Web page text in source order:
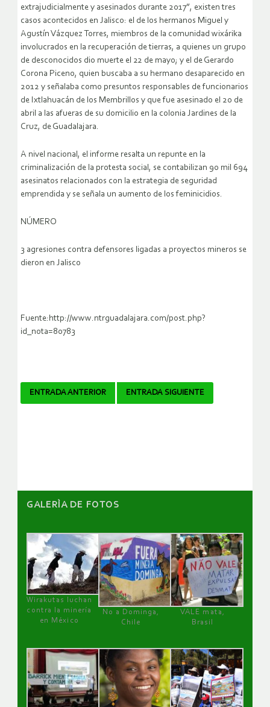
extrajudicialmente y asesinados durante 2017”, existen tres
casos acontecidos en Jalisco: el de los hermanos Miguel y
Agustín Vázquez Torres, miembros de la comunidad wixárika
involucrados en la recuperación de tierras, a quienes un grupo
de desconocidos dio muerte el 22 de mayo; y el de Gerardo
Corona Piceno, quien buscaba a su hermano desaparecido en
2012 y señalaba como presuntos responsables de funcionarios
de Ixtlahuacán de los Membrillos y que fue asesinado el 20 de
abril a las afueras de su domicilio en la colonia Jardines de la
Cruz, de Guadalajara.
A nivel nacional, el informe resalta un repunte en la
criminalización de la protesta social, se contabilizan 90 mil 694
asesinatos relacionados con la estrategia de seguridad
emprendida y se señala un aumento de los feminicidios.
NÚMERO
3 agresiones contra defensores ligadas a proyectos mineros se
dieron en Jalisco
Fuente:http://www.ntrguadalajara.com/post.php?
id_nota=80783
Navegador
ENTRADA ANTERIOR ENTRADA SIGUIENTE
GALERÌA DE FOTOS
Wirakutas luchan
contra la minería
en México
No a Dominga,
Chile
VALE mata,
Brasil